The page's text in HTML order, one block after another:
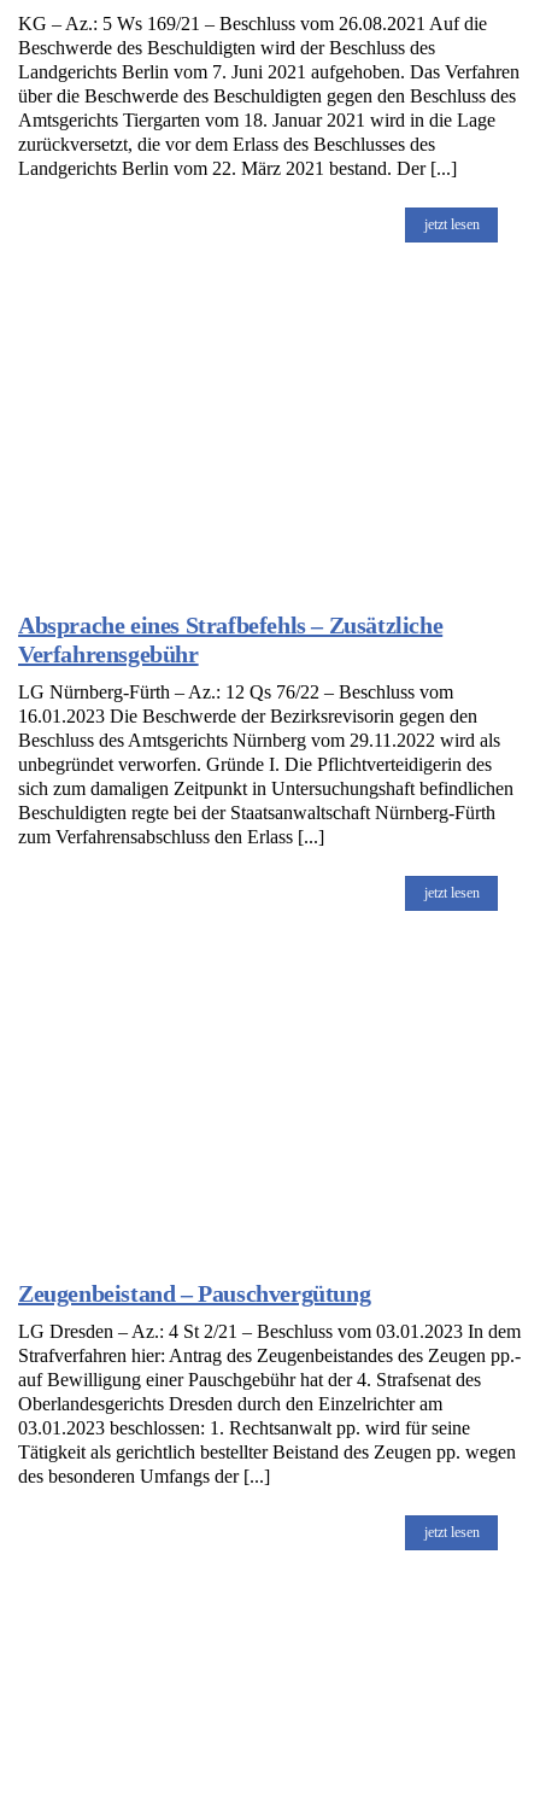
KG – Az.: 5 Ws 169/21 – Beschluss vom 26.08.2021 Auf die
Beschwerde des Beschuldigten wird der Beschluss des
Landgerichts Berlin vom 7. Juni 2021 aufgehoben. Das Verfahren
über die Beschwerde des Beschuldigten gegen den Beschluss des
Amtsgerichts Tiergarten vom 18. Januar 2021 wird in die Lage
zurückversetzt, die vor dem Erlass des Beschlusses des
Landgerichts Berlin vom 22. März 2021 bestand. Der [...]
jetzt lesen
Absprache eines Strafbefehls – Zusätzliche
Verfahrensgebühr
LG Nürnberg-Fürth – Az.: 12 Qs 76/22 – Beschluss vom
16.01.2023 Die Beschwerde der Bezirksrevisorin gegen den
Beschluss des Amtsgerichts Nürnberg vom 29.11.2022 wird als
unbegründet verworfen. Gründe I. Die Pflichtverteidigerin des
sich zum damaligen Zeitpunkt in Untersuchungshaft befindlichen
Beschuldigten regte bei der Staatsanwaltschaft Nürnberg-Fürth
zum Verfahrensabschluss den Erlass [...]
jetzt lesen
Zeugenbeistand – Pauschvergütung
LG Dresden – Az.: 4 St 2/21 – Beschluss vom 03.01.2023 In dem
Strafverfahren hier: Antrag des Zeugenbeistandes des Zeugen pp.-
auf Bewilligung einer Pauschgebühr hat der 4. Strafsenat des
Oberlandesgerichts Dresden durch den Einzelrichter am
03.01.2023 beschlossen: 1. Rechtsanwalt pp. wird für seine
Tätigkeit als gerichtlich bestellter Beistand des Zeugen pp. wegen
des besonderen Umfangs der [...]
jetzt lesen